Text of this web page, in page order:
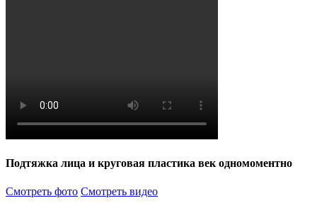
Подтяжка лица и круговая пластика век одномоментно
Смотреть фото Смотреть видео